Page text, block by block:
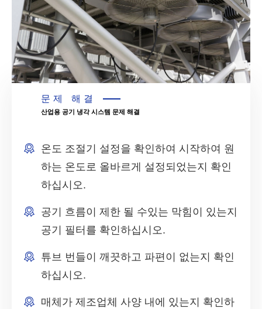
문제 해결
산업용 공기 냉각 시스템 문제 해결
온도 조절기 설정을 확인하여 시작하여 원
하는 온도로 올바르게 설정되었는지 확인
하십시오.
공기 흐름이 제한 될 수있는 막힘이 있는지
공기 필터를 확인하십시오.
튜브 번들이 깨끗하고 파편이 없는지 확인
하십시오.
매체가 제조업체 사양 내에 있는지 확인하